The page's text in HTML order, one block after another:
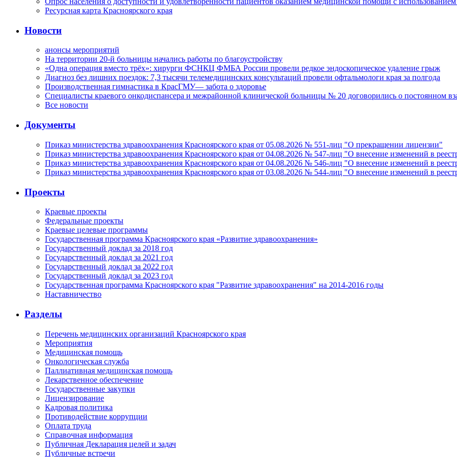
Ресурсная карта Красноярского края
Новости
анонсы мероприятий
На территории 20-й больницы начались работы по благоустройству
«Одна операция вместо трёх»: хирурги ФСНКЦ ФМБА России провели редкое эндоскопическое удаление грыж
Диагноз без лишних поездок: 7,3 тысячи телемедицинских консультаций провели офтальмологи края за полгода
Производственная гимнастика в КрасГМУ— забота о здоровье
Специалисты краевого онкодиспансера и межрайонной клинической больницы № 20 договорились о постоянном
Все новости
Документы
Приказ министерства здравоохранения Красноярского края от 05.08.2026 № 551-лиц "О прекращении лицензии"
Приказ министерства здравоохранения Красноярского края от 04.08.2026 № 547-лиц "О внесение изменений в
Приказ министерства здравоохранения Красноярского края от 04.08.2026 № 546-лиц "О внесение изменений в
Приказ министерства здравоохранения Красноярского края от 03.08.2026 № 544-лиц "О внесение изменений в
Проекты
Краевые проекты
Федеральные проекты
Краевые целевые программы
Государственная программа Красноярского края «Развитие здравоохранения»
Государственный доклад за 2018 год
Государственный доклад за 2021 год
Государственный доклад за 2022 год
Государственный доклад за 2023 год
Государственная программа Красноярского края "Развитие здравоохранения" на 2014-2016 годы
Наставничество
Разделы
Перечень медицинских организаций Красноярского края
Мероприятия
Медицинская помощь
Онкологическая служба
Паллиативная медицинская помощь
Лекарственное обеспечение
Государственные закупки
Лицензирование
Кадровая политика
Противодействие коррупции
Оплата труда
Справочная информация
Публичная Декларация целей и задач
Публичные встречи